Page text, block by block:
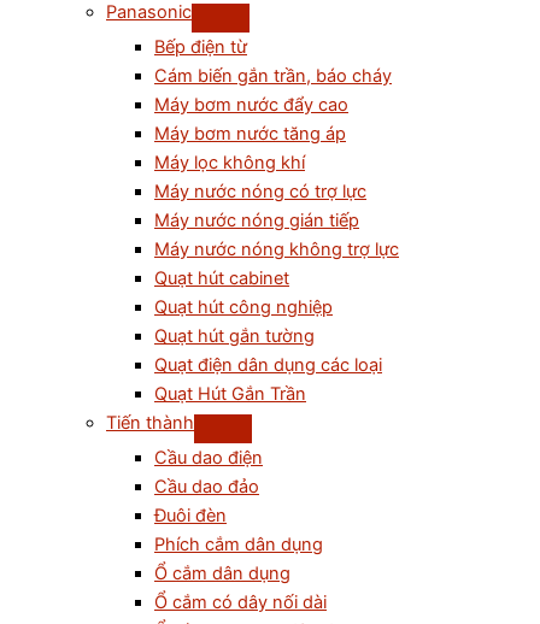
Panasonic
Bếp điện từ
Cám biến gắn trần, báo cháy
Máy bơm nước đẩy cao
Máy bơm nước tăng áp
Máy lọc không khí
Máy nước nóng có trợ lực
Máy nước nóng gián tiếp
Máy nước nóng không trợ lực
Quạt hút cabinet
Quạt hút công nghiệp
Quạt hút gắn tường
Quạt điện dân dụng các loại
Quạt Hút Gắn Trần
Tiến thành
Cầu dao điện
Cầu dao đảo
Đuôi đèn
Phích cắm dân dụng
Ổ cắm dân dụng
Ổ cắm có dây nối dài